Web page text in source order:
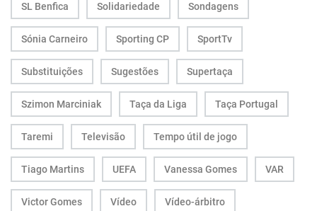
SL Benfica Solidariedade Sondagens
Sónia Carneiro Sporting CP SportTv
Substituições Sugestões Supertaça
Szimon Marciniak Taça da Liga Taça Portugal
Taremi Televisão Tempo útil de jogo
Tiago Martins UEFA Vanessa Gomes VAR
Victor Gomes Vídeo Vídeo-árbitro